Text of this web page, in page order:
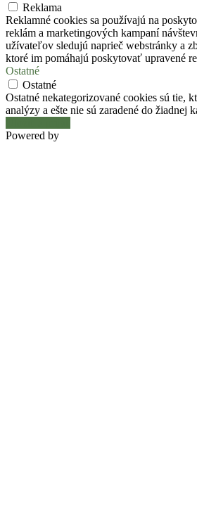
Reklama
Reklamné cookies sa používajú na
reklám a marketingových kampaní
užívateľov sledujú naprieč webstránky a
ktoré im pomáhajú poskytovať upravené
Ostatné
Ostatné
Ostatné nekategorizované cookies sú tie,
analýzy a ešte nie sú zaradené do žiadnej
Powered by